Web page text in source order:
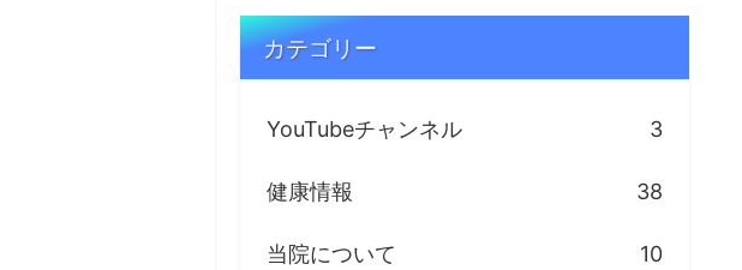
カテゴリー
YouTubeチャンネル 3
健康情報 38
当院について 10